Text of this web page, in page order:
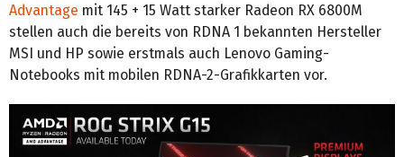
Advantage mit 145 + 15 Watt starker Radeon RX 6800M
stellen auch die bereits von RDNA 1 bekannten Hersteller
MSI und HP sowie erstmals auch Lenovo Gaming-
Notebooks mit mobilen RDNA-2-Grafikkarten vor.